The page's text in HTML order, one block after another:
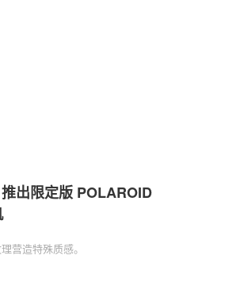
出限定版 POLAROID
营造特殊质感。